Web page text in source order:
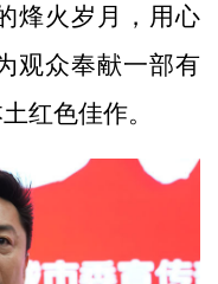
烽火岁月，用心
观众奉献一部有
红色佳作。